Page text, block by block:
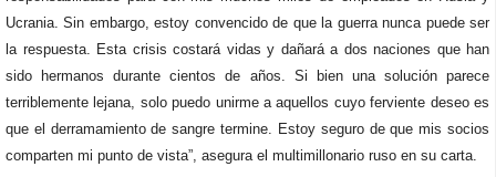
Ucrania. Sin embargo, estoy convencido de que la guerra nunca puede ser
la respuesta. Esta crisis costará vidas y dañará a dos naciones que han
sido hermanos durante cientos de años. Si bien una solución parece
terriblemente lejana, solo puedo unirme a aquellos cuyo ferviente deseo es
que el derramamiento de sangre termine. Estoy seguro de que mis socios
comparten mi punto de vista”, asegura el multimillonario ruso en su carta.